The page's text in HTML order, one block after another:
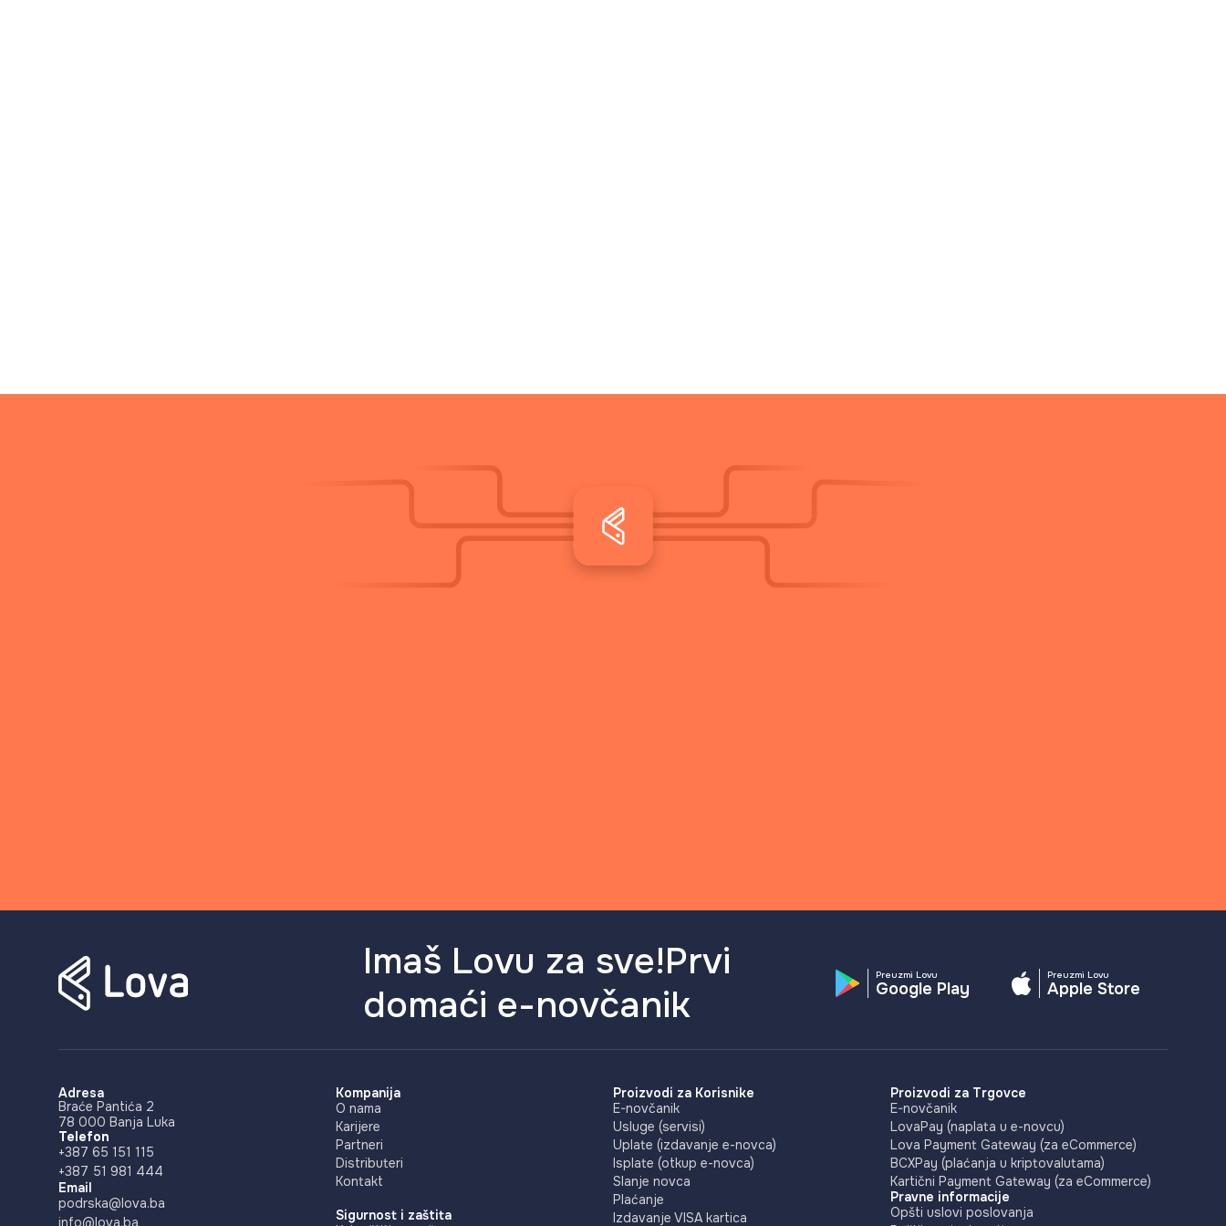
Imaš Lovu za sve!Prvi
domaći e-novčanik
Preuzmi Lovu
Google Play
Preuzmi Lovu
Apple Store
Adresa
Braće Pantića 2
78 000 Banja Luka
Telefon
+387 65 151 115
+387 51 981 444
Email
podrska@lova.ba
info@lova.ba
Kompanija
O nama
Karijere
Partneri
Distributeri
Kontakt
Sigurnost i zaštita
Proizvodi za Korisnike
E-novčanik
Usluge (servisi)
Uplate (izdavanje e-novca)
Isplate (otkup e-novca)
Slanje novca
Plaćanje
Izdavanje VISA kartica
Proizvodi za Trgovce
E-novčanik
LovaPay (naplata u e-novcu)
Lova Payment Gateway (za eCommerce)
BCXPay (plaćanja u kriptovalutama)
Kartični Payment Gateway (za eCommerce)
Pravne informacije
Opšti uslovi poslovanja